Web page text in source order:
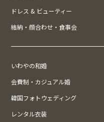
ドレス & ビューティー
結納・顔合わせ・食事会
いわやの和婚
会費制・カジュアル婚
韓国フォトウェディング
レンタル衣装